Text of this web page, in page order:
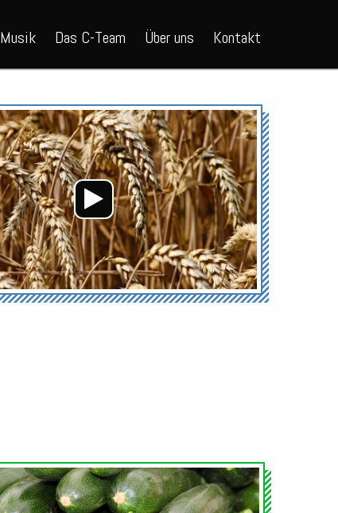
Musik Das C-Team Über uns Kontakt
Audio-
Player
Audio-
Player